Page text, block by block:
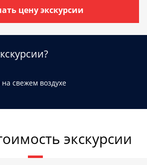
цену экскурсии
свежем воздухе
экскурсии